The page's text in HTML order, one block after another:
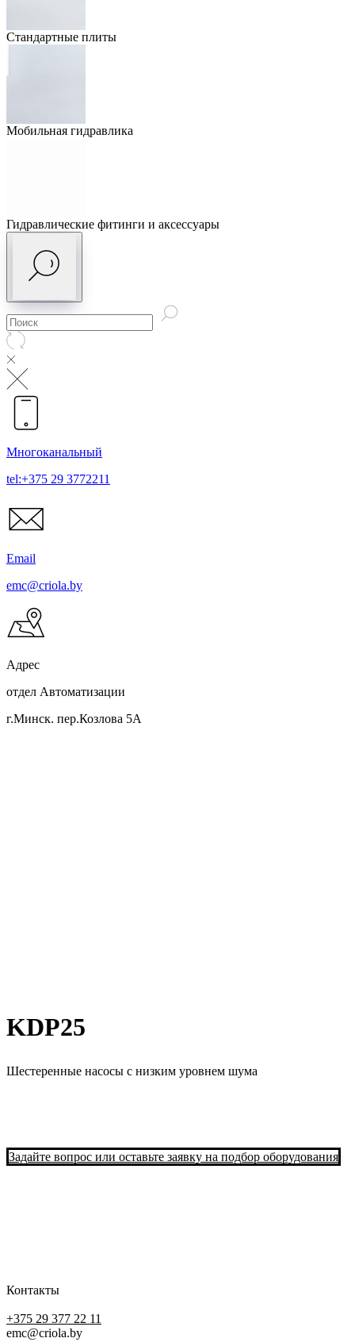
Стандартные плиты
Мобильная гидравлика
Гидравлические фитинги и аксессуары
Многоканальный
tel:+375 29 3772211
Email
emc@criola.by
Адрес
отдел Автоматизации
г.Минск. пер.Козлова 5А
KDP25
Шестеренные насосы с низким уровнем шума
Задайте вопрос или оставьте заявку на подбор оборудования
Контакты
+375 29 377 22 11
emc@criola.by